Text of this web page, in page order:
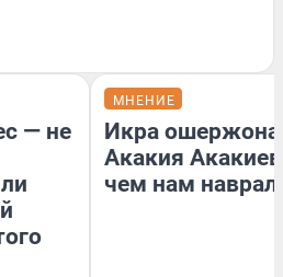
— не
МНЕНИЕ
Икра
Акакия
чем нам